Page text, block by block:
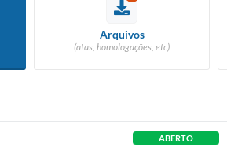
Arquivos
(atas, homologações, etc)
ABERTO